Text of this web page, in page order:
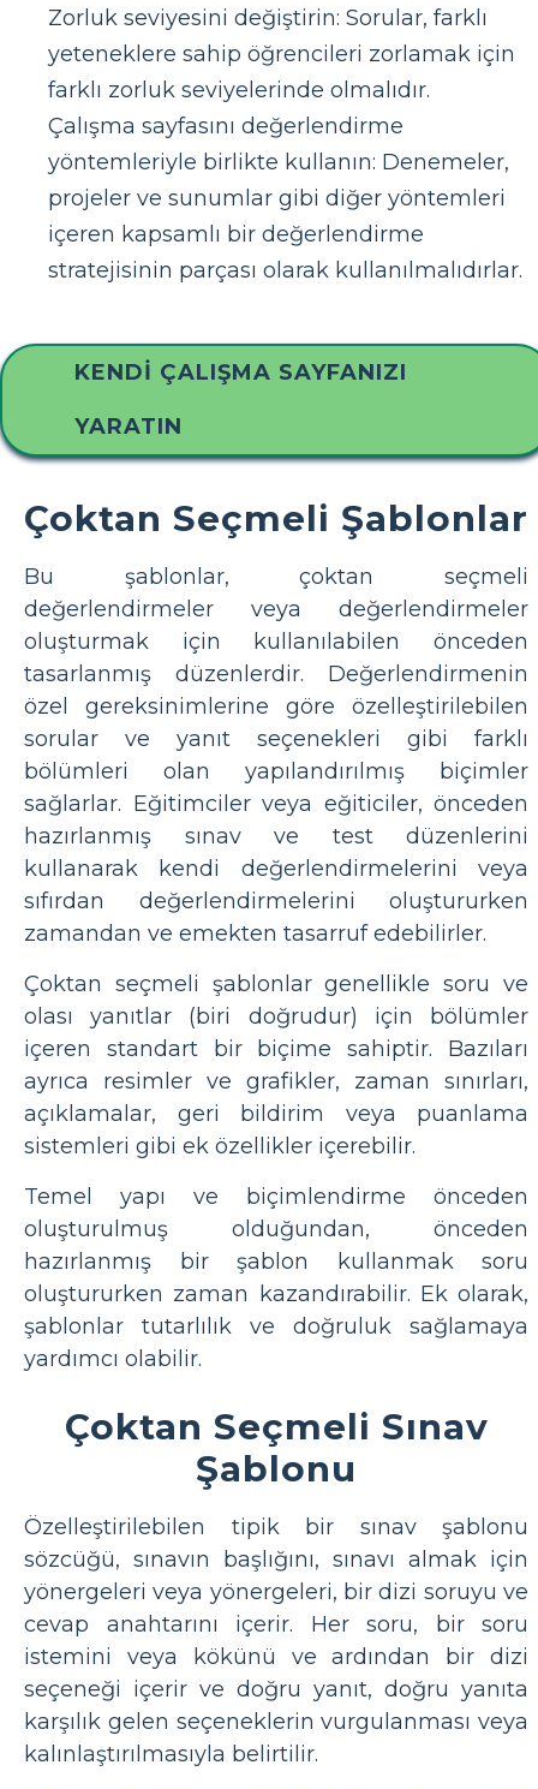
Zorluk seviyesini değiştirin: Sorular, farklı
yeteneklere sahip öğrencileri zorlamak için
farklı zorluk seviyelerinde olmalıdır.
Çalışma sayfasını değerlendirme
yöntemleriyle birlikte kullanın: Denemeler,
projeler ve sunumlar gibi diğer yöntemleri
içeren kapsamlı bir değerlendirme
stratejisinin parçası olarak kullanılmalıdırlar.
KENDI ÇALIŞMA SAYFANIZI
YARATIN
Çoktan Seçmeli Şablonlar
Bu şablonlar, çoktan seçmeli
değerlendirmeler veya değerlendirmeler
oluşturmak için kullanılabilen önceden
tasarlanmış düzenlerdir. Değerlendirmenin
özel gereksinimlerine göre özelleştirilebilen
sorular ve yanıt seçenekleri gibi farklı
bölümleri olan yapılandırılmış biçimler
sağlarlar. Eğitimciler veya eğiticiler, önceden
hazırlanmış sınav ve test düzenlerini
kullanarak kendi değerlendirmelerini veya
sıfırdan değerlendirmelerini oluştururken
zamandan ve emekten tasarruf edebilirler.
Çoktan seçmeli şablonlar genellikle soru ve
olası yanıtlar (biri doğrudur) için bölümler
içeren standart bir biçime sahiptir. Bazıları
ayrıca resimler ve grafikler, zaman sınırları,
açıklamalar, geri bildirim veya puanlama
sistemleri gibi ek özellikler içerebilir.
Temel yapı ve biçimlendirme önceden
oluşturulmuş olduğundan, önceden
hazırlanmış bir şablon kullanmak soru
oluştururken zaman kazandırabilir. Ek olarak,
şablonlar tutarlılık ve doğruluk sağlamaya
yardımcı olabilir.
Çoktan Seçmeli Sınav
Şablonu
Özelleştirilebilen tipik bir sınav şablonu
sözcüğü, sınavın başlığını, sınavı almak için
yönergeleri veya yönergeleri, bir dizi soruyu ve
cevap anahtarını içerir. Her soru, bir soru
istemini veya kökünü ve ardından bir dizi
seçeneği içerir ve doğru yanıt, doğru yanıta
karşılık gelen seçeneklerin vurgulanması veya
kalınlaştırılmasıyla belirtilir.